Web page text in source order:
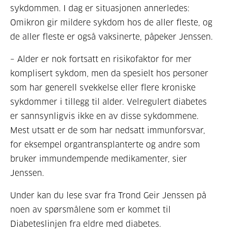
sykdommen. I dag er situasjonen annerledes:
Omikron gir mildere sykdom hos de aller fleste, og
de aller fleste er også vaksinerte, påpeker Jenssen.
– Alder er nok fortsatt en risikofaktor for mer
komplisert sykdom, men da spesielt hos personer
som har generell svekkelse eller flere kroniske
sykdommer i tillegg til alder. Velregulert diabetes
er sannsynligvis ikke en av disse sykdommene.
Mest utsatt er de som har nedsatt immunforsvar,
for eksempel organtransplanterte og andre som
bruker immundempende medikamenter, sier
Jenssen.
Under kan du lese svar fra Trond Geir Jenssen på
noen av spørsmålene som er kommet til
Diabeteslinjen fra eldre med diabetes.